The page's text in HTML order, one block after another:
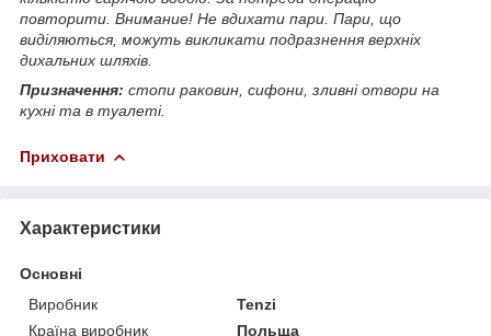
повторити. Внимание! Не вдихати пари. Пари, що
виділяються, можуть викликати подразнення верхніх
дихальних шляхів.
Призначення: стопи раковин, сифони, зливні отвори на
кухні та в туалеті.
Приховати
Характеристики
Основні
Виробник
Tenzi
Країна виробник
Польща